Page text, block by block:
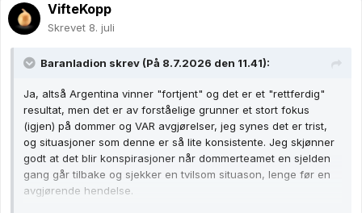
VifteKopp
Skrevet 8. juli
Baranladion skrev (På 8.7.2026 den 11.41):
Ja, altså Argentina vinner "fortjent" og det er et "rettferdig"
resultat, men det er av forståelige grunner et stort fokus
(igjen) på dommer og VAR avgjørelser, jeg synes det er trist,
og situasjoner som denne er så lite konsistente. Jeg skjønner
godt at det blir konspirasjoner når dommerteamet en sjelden
gang går tilbake og sjekker en tvilsom situason, lenge før en
avgjørende hendelse.